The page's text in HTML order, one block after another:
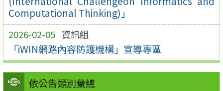
Computational Thinking)」
2026-02-05 資訊組
「iWIN網路內容防護機構」宣導專區
依公告類別彙總